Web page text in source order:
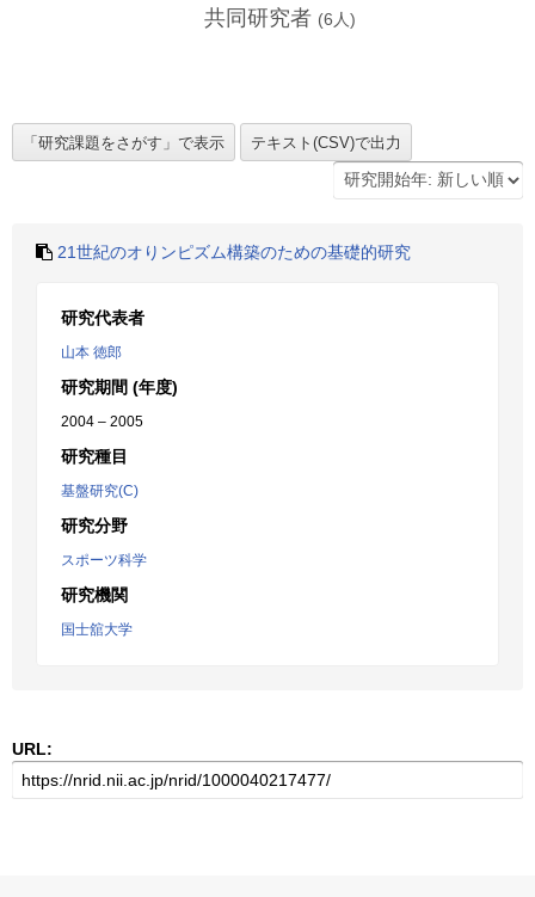
共同研究者 (6 人)
21世紀のオりンピズム構築のための基礎的研究
研究代表者
山本 徳郎
研究期間 (年度)
2004 – 2005
研究種目
基盤研究(C)
研究分野
スポーツ科学
研究機関
国士舘大学
URL: